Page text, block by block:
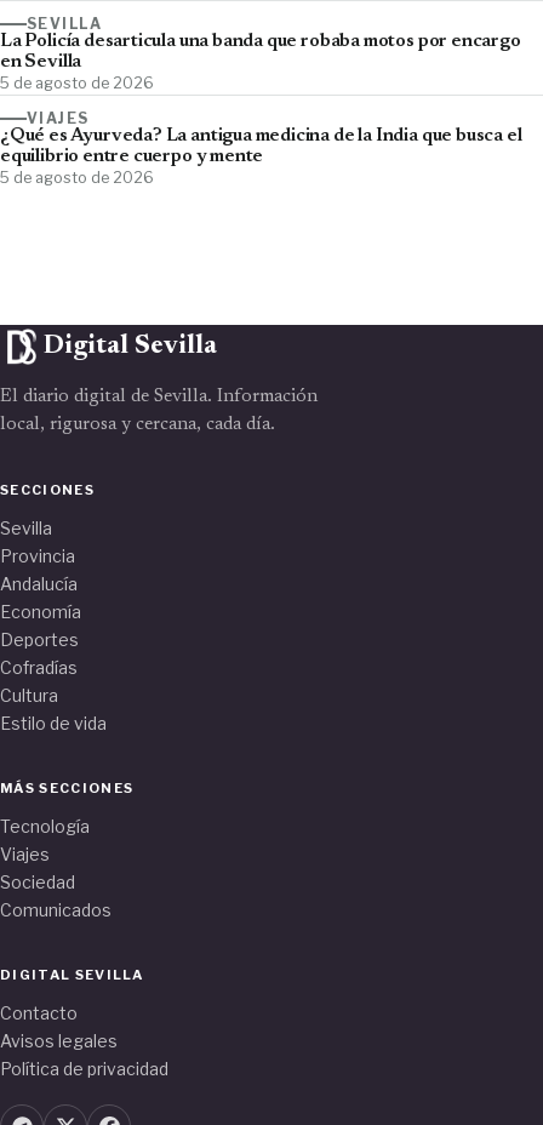
SEVILLA
La Policía desarticula una banda que robaba motos por encargo
en Sevilla
5 de agosto de 2026
VIAJES
¿Qué es Ayurveda? La antigua medicina de la India que busca el
equilibrio entre cuerpo y mente
5 de agosto de 2026
Digital Sevilla
El diario digital de Sevilla. Información
local, rigurosa y cercana, cada día.
SECCIONES
Sevilla
Provincia
Andalucía
Economía
Deportes
Cofradías
Cultura
Estilo de vida
MÁS SECCIONES
Tecnología
Viajes
Sociedad
Comunicados
DIGITAL SEVILLA
Contacto
Avisos legales
Política de privacidad